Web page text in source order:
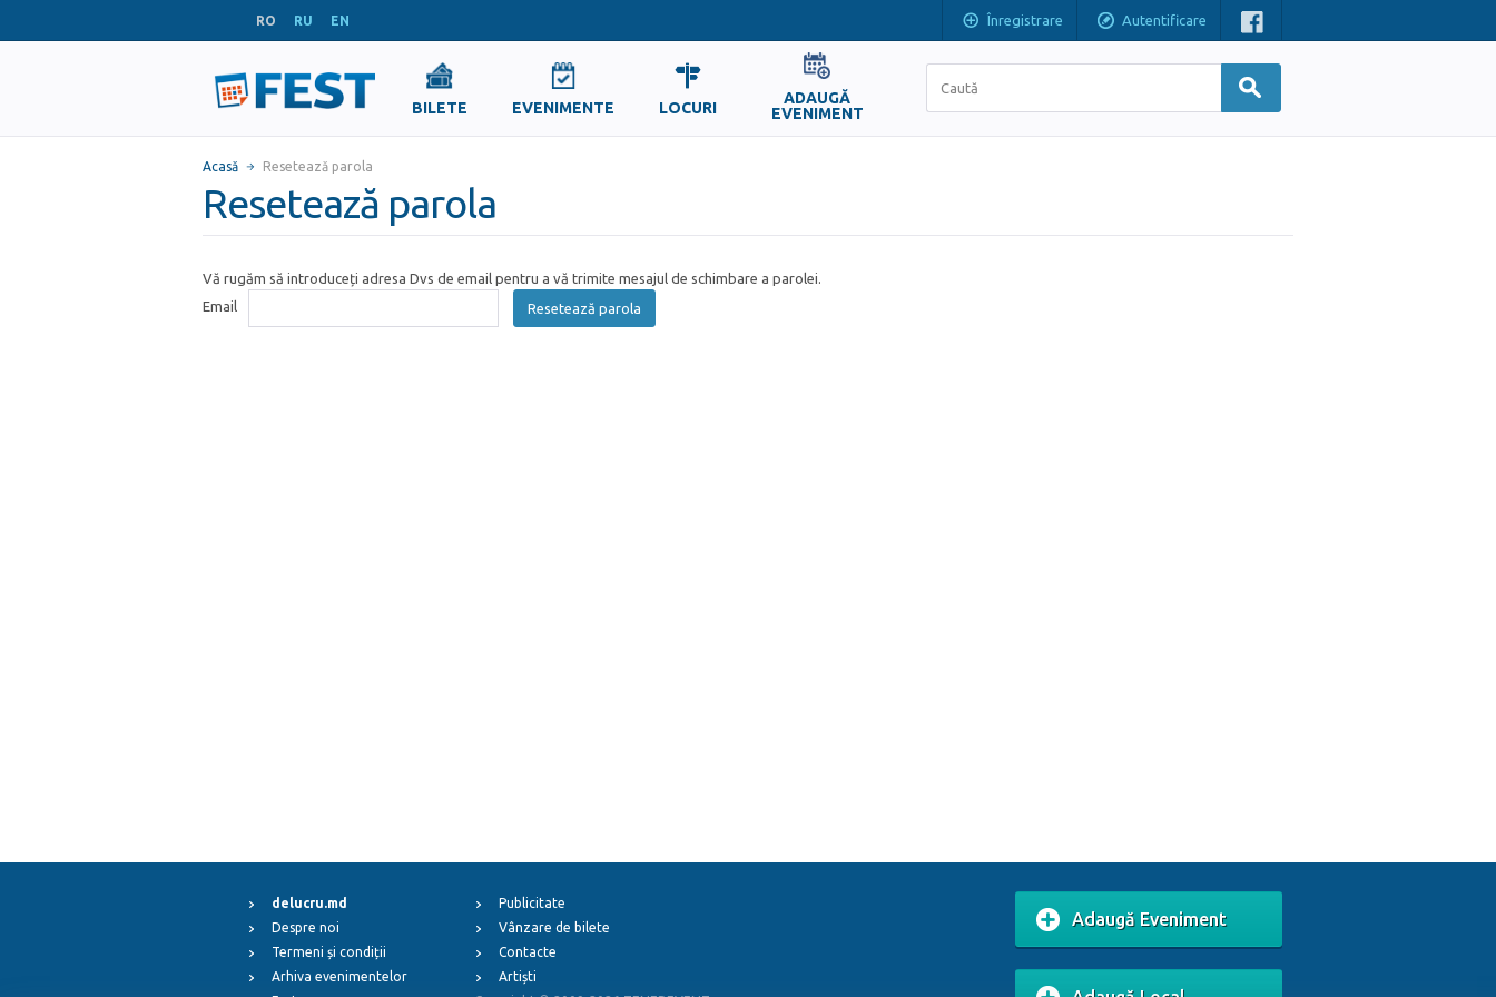
RO RU EN Înregistrare Autentificare
BILETE EVENIMENTE LOCURI
ADAUGĂ
EVENIMENT
Acasă Resetează parola
Resetează parola
Vă rugăm să introduceți adresa Dvs de email pentru a vă trimite mesajul de schimbare a parolei.
Email
Resetează parola
delucru.md
Despre noi
Termeni și condiții
Arhiva evenimentelor
Publicitate
Vânzare de bilete
Contacte
Artiști
Adaugă Eveniment